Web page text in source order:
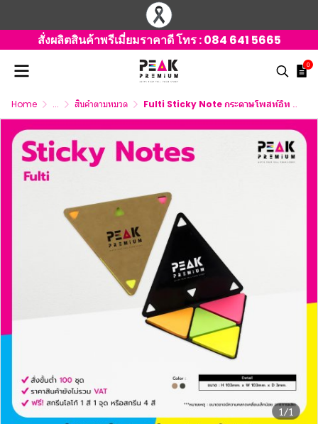
สั่งผลิตสินค้าพรีเมี่ยมราคาดี โทร :084 641 5665
0
Home ... สินค้าตามหมวด Fulti Sticky Note กระดาษโพสท์อิท พร้อมโลโก้
1/1